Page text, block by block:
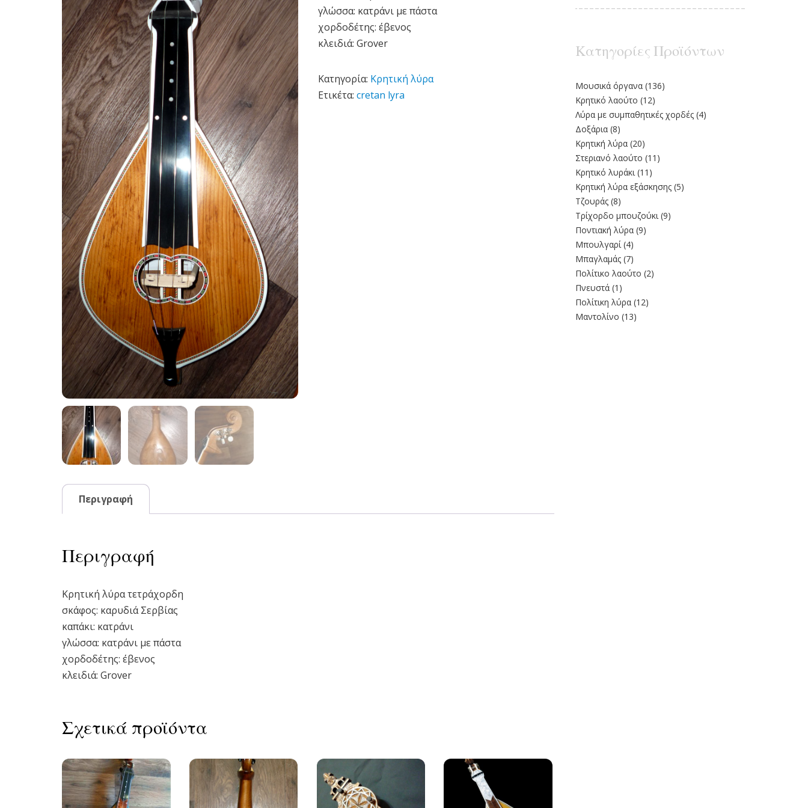
γλώσσα: κατράνι με πάστα
χορδοδέτης: έβενος
κλειδιά: Grover
Κατηγορία: Κρητική λύρα
Ετικέτα:cretan lyra
Περιγραφή
Περιγραφή
Κρητική λύρα τετράχορδη
σκάφος: καρυδιά Σερβίας
καπάκι: κατράνι
γλώσσα: κατράνι με πάστα
χορδοδέτης: έβενος
κλειδιά: Grover
Σχετικά προϊόντα
Κατηγορίες Προϊόντων
Moυσικά όργανα (136)
Κρητικό λαούτο (12)
Λύρα με συμπαθητικές χορδές (4)
Δοξάρια (8)
Κρητική λύρα (20)
Στεριανό λαούτο (11)
Kρητικό λυράκι (11)
Κρητική λύρα εξάσκησης (5)
Τζουράς (8)
Τρίχορδο μπουζούκι (9)
Ποντιακή λύρα (9)
Μπουλγαρί (4)
Μπαγλαμάς (7)
Πολίτικο λαούτο (2)
Πνευστά (1)
Πολίτικη λύρα (12)
Μαντολίνο (13)